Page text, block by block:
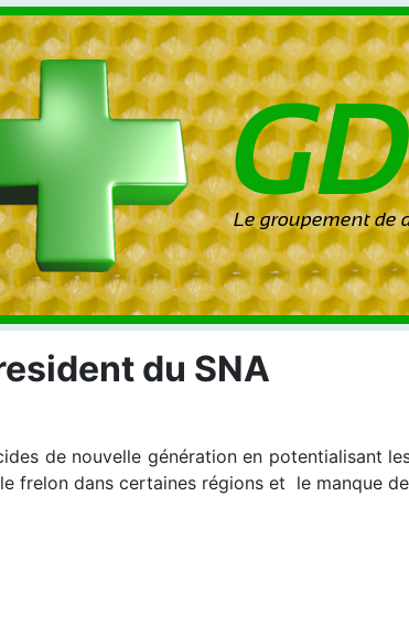
du SNA
de nouvelle génération en potentialisant
frelon dans certaines régions et le manque